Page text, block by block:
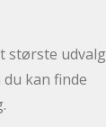
største udvalg
kan finde